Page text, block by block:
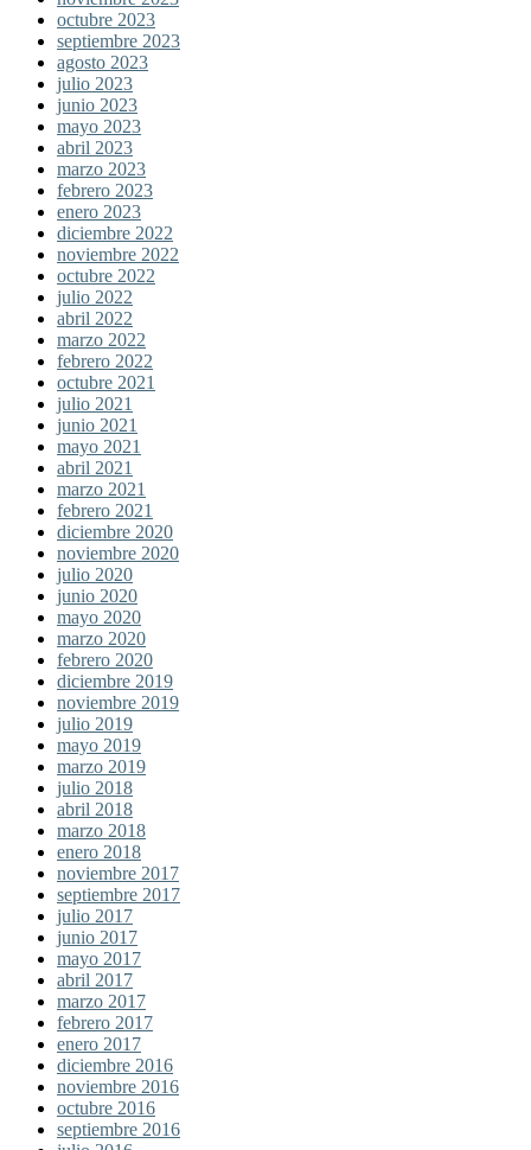
octubre 2023
septiembre 2023
agosto 2023
julio 2023
junio 2023
mayo 2023
abril 2023
marzo 2023
febrero 2023
enero 2023
diciembre 2022
noviembre 2022
octubre 2022
julio 2022
abril 2022
marzo 2022
febrero 2022
octubre 2021
julio 2021
junio 2021
mayo 2021
abril 2021
marzo 2021
febrero 2021
diciembre 2020
noviembre 2020
julio 2020
junio 2020
mayo 2020
marzo 2020
febrero 2020
diciembre 2019
noviembre 2019
julio 2019
mayo 2019
marzo 2019
julio 2018
abril 2018
marzo 2018
enero 2018
noviembre 2017
septiembre 2017
julio 2017
junio 2017
mayo 2017
abril 2017
marzo 2017
febrero 2017
enero 2017
diciembre 2016
noviembre 2016
octubre 2016
septiembre 2016